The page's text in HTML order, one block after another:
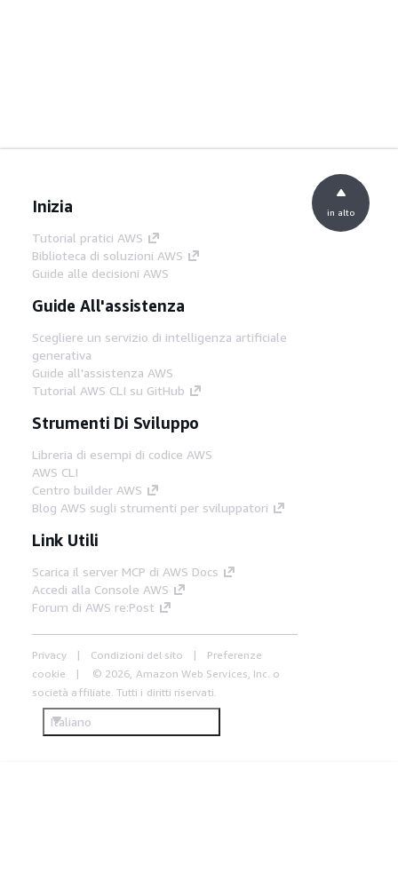
Inizia
Tutorial pratici AWS
Biblioteca di soluzioni AWS
Guide alle decisioni AWS
Guide All'assistenza
Scegliere un servizio di intelligenza artificiale
generativa
Guide all'assistenza AWS
Tutorial AWS CLI su GitHub
Strumenti Di Sviluppo
Libreria di esempi di codice AWS
AWS CLI
Centro builder AWS
Blog AWS sugli strumenti per sviluppatori
Link Utili
Scarica il server MCP di AWS Docs
Accedi alla Console AWS
Forum di AWS re:Post
Privacy Condizioni del sito
Preferenze
cookie
© 2026, Amazon Web Services, Inc. o
società affiliate. Tutti i diritti riservati.
Italiano
in alto